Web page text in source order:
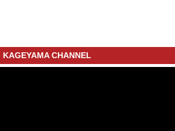
KAGEYAMA CHANNEL